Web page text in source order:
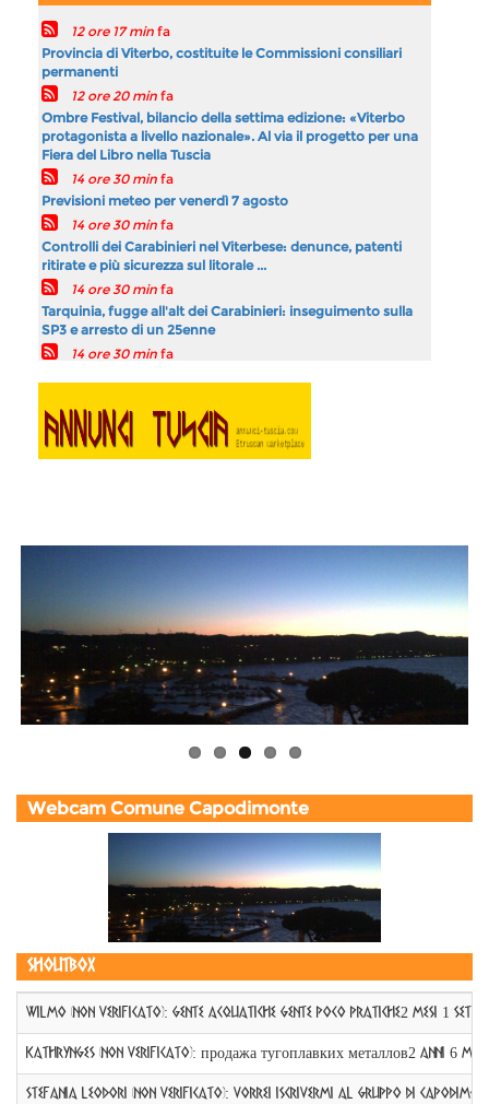
12 ore 17 min fa
Provincia di Viterbo, costituite le Commissioni consiliari
permanenti
12 ore 20 min fa
Ombre Festival, bilancio della settima edizione: «Viterbo
protagonista a livello nazionale». Al via il progetto per una
Fiera del Libro nella Tuscia
14 ore 30 min fa
Previsioni meteo per venerdì 7 agosto
14 ore 30 min fa
Controlli dei Carabinieri nel Viterbese: denunce, patenti
ritirate e più sicurezza sul litorale ...
14 ore 30 min fa
Tarquinia, fugge all'alt dei Carabinieri: inseguimento sulla
SP3 e arresto di un 25enne
14 ore 30 min fa
14 ore 30 minfa
Oratori, 50 milioni dal Governo: Rotelli e Sberna,
Investimento concreto per giovani e territori
Webcam Comune Capodimonte
Shoutbox
WILMO (non verificato): GENTE ACQUATICHE GENTE POCO PRATICHE2 mesi 1
KathrynGes (non verificato): продажа тугоплавких металлов2 anni 6
Stefania Leodori (non verificato): Vorrei iscrivermi al gruppo di